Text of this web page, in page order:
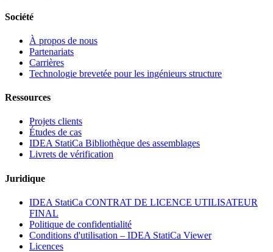
Société
À propos de nous
Partenariats
Carrières
Technologie brevetée pour les ingénieurs structure
Ressources
Projets clients
Études de cas
IDEA StatiCa Bibliothèque des assemblages
Livrets de vérification
Juridique
IDEA StatiCa CONTRAT DE LICENCE UTILISATEUR
FINAL
Politique de confidentialité
Conditions d'utilisation – IDEA StatiCa Viewer
Licences